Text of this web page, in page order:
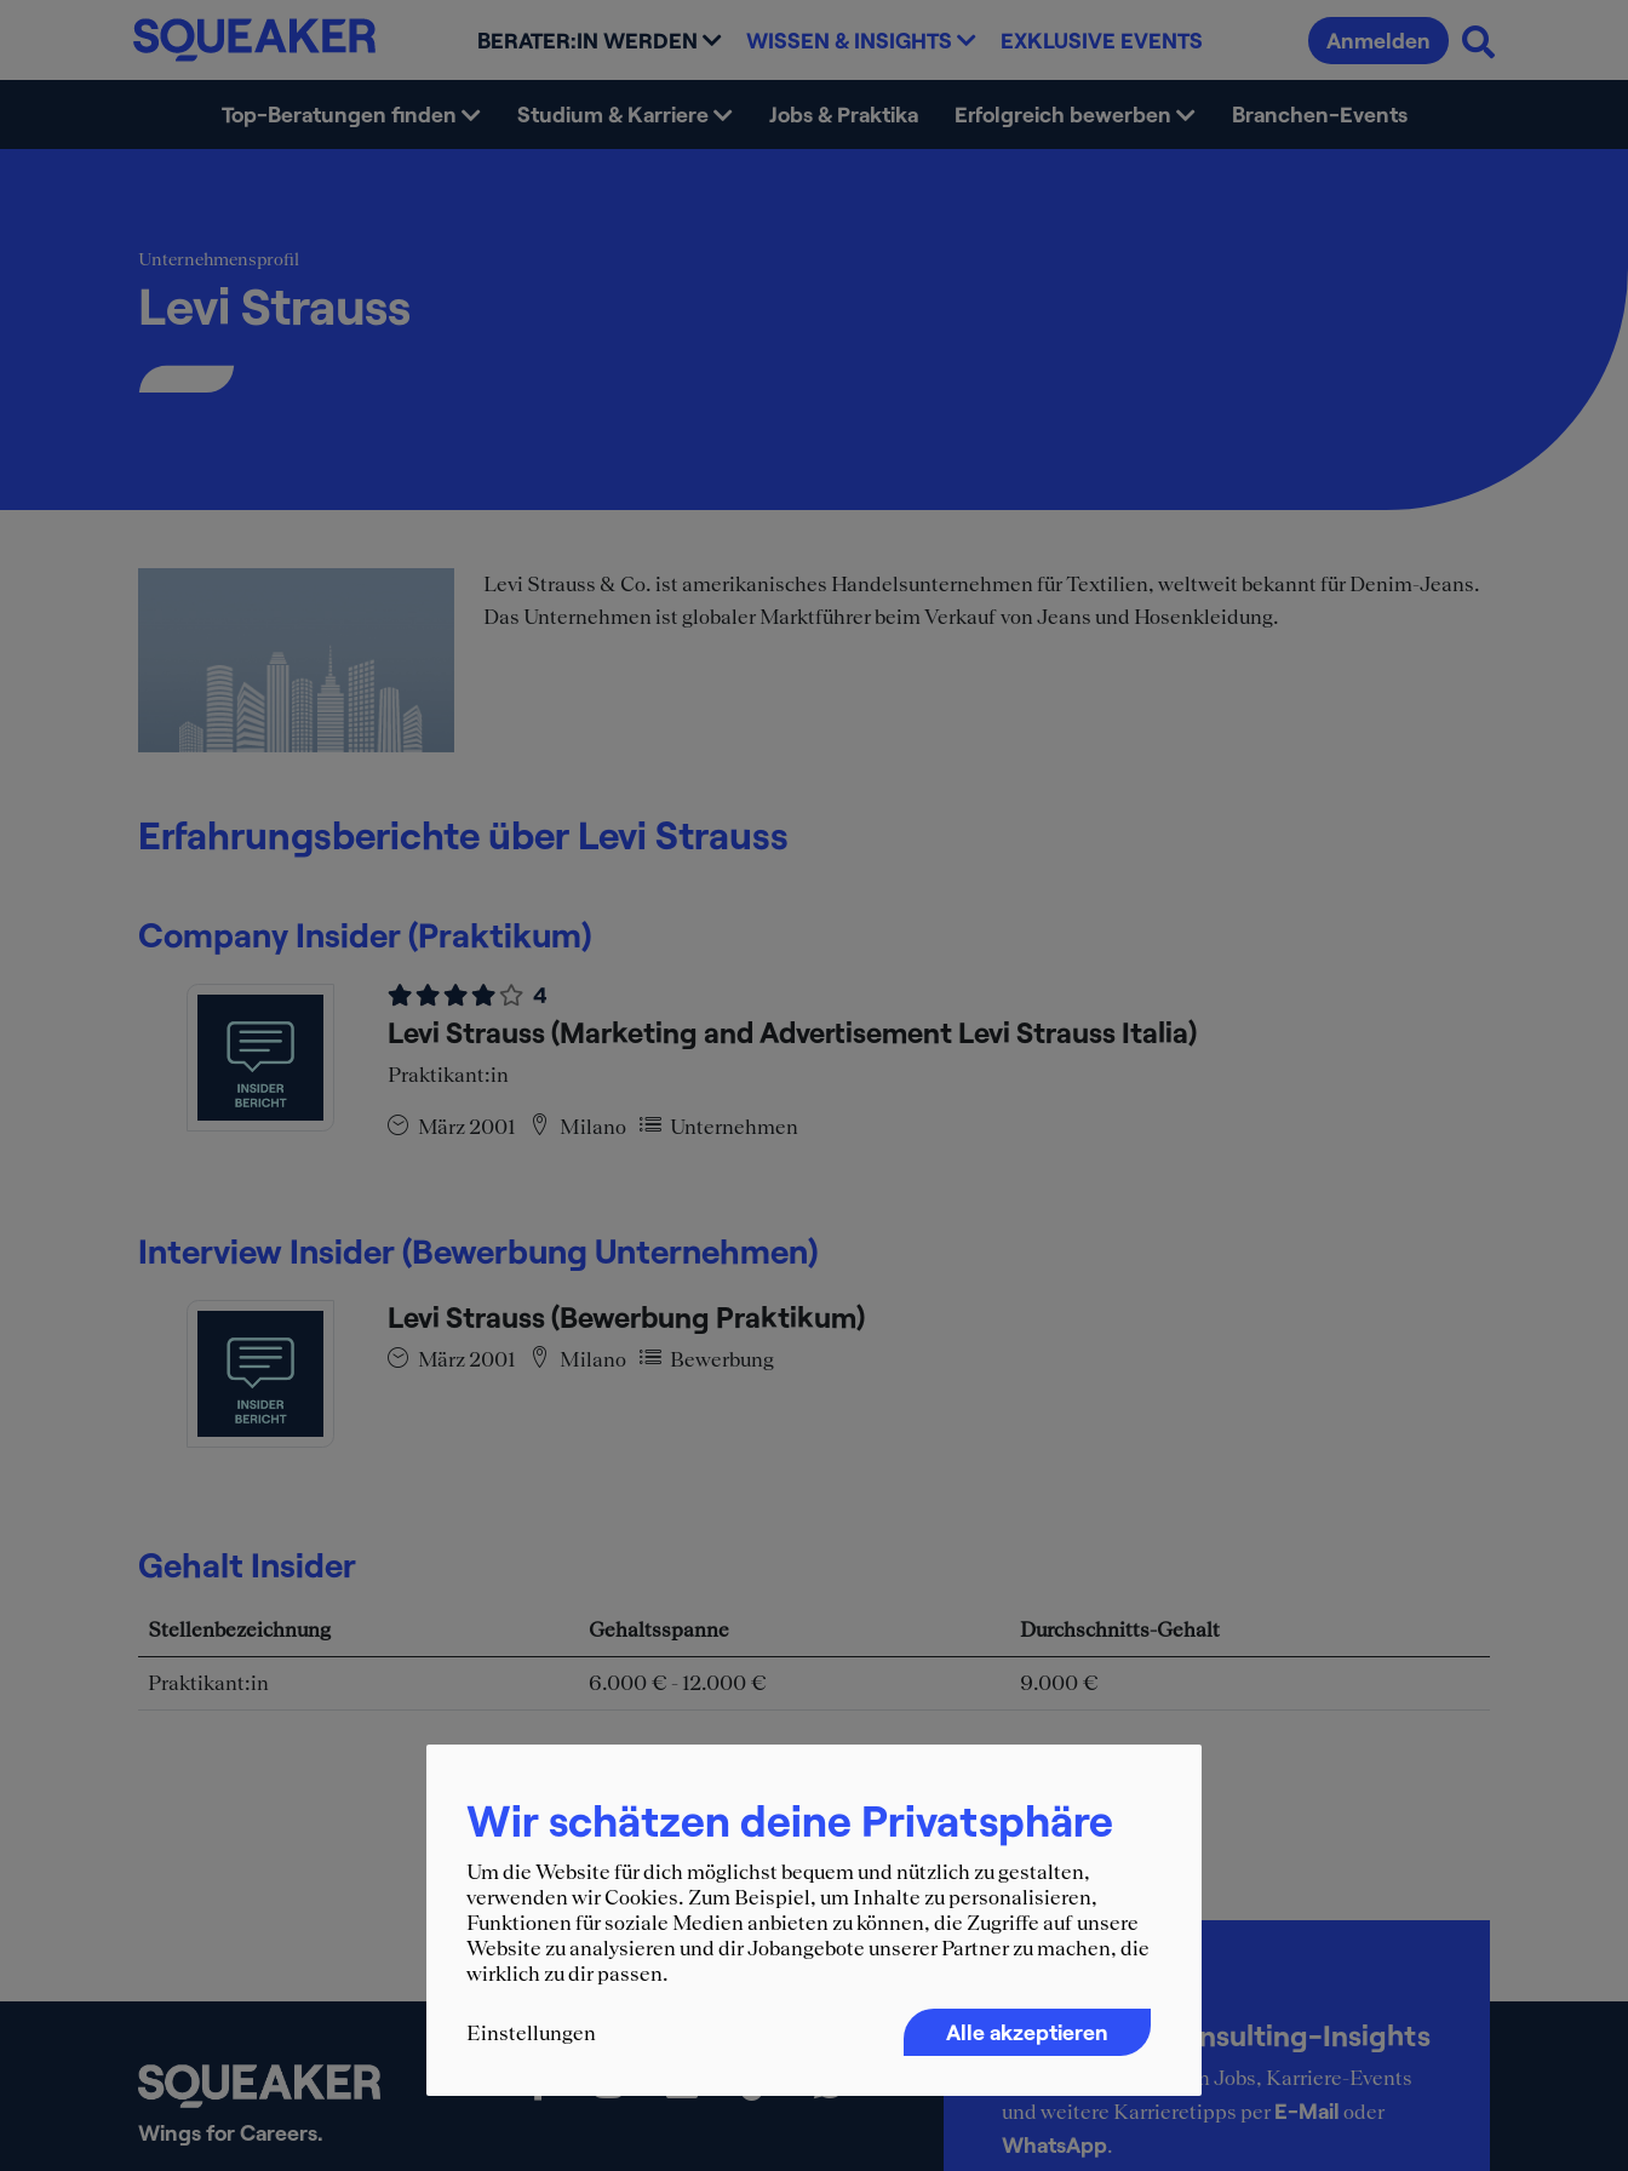
BERATER:IN WERDEN WISSEN & INSIGHTS EXKLUSIVE EVENTS Anmelden
Top-Beratungen finden Studium & Karriere Jobs & Praktika Erfolgreich bewerben Branchen-Events
Unternehmensprofil
Levi Strauss
Levi Strauss & Co. ist amerikanisches Handelsunternehmen für Textilien, weltweit bekannt für Denim-Jeans.
Das Unternehmen ist globaler Marktführer beim Verkauf von Jeans und Hosenkleidung.
Erfahrungsberichte über Levi Strauss
Company Insider (Praktikum)
4
Levi Strauss (Marketing and Advertisement Levi Strauss Italia)
Praktikant:in
März 2001 Milano Unternehmen
Interview Insider (Bewerbung Unternehmen)
Levi Strauss (Bewerbung Praktikum)
März 2001 Milano Bewerbung
Gehalt Insider
Stellenbezeichnung Gehaltsspanne Durchschnitts-Gehalt
Praktikant:in 6.000 € - 12.000 € 9.000 €
Wings for Careers.
SQUEAKER Consulting-Insights
Erhalte die aktuellsten Jobs, Karriere-Events
und weitere Karrieretipps per E-Mail oder
WhatsApp.
Wir schätzen deine Privatsphäre
Um die Website für dich möglichst bequem und nützlich zu gestalten,
verwenden wir Cookies. Zum Beispiel, um Inhalte zu personalisieren,
Funktionen für soziale Medien anbieten zu können, die Zugriffe auf unsere
Website zu analysieren und dir Jobangebote unserer Partner zu machen, die
wirklich zu dir passen.
Einstellungen Alle akzeptieren